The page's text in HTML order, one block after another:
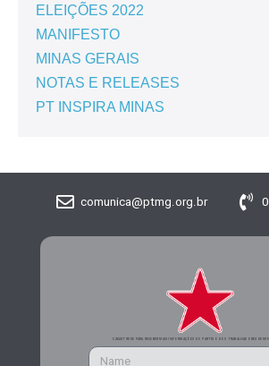
ELEIÇÕES 2022
MANIFESTO
MINAS GERAIS
NOTAS E RELEASES
PT INSPIRA MINAS
comunica@ptmg.org.br
CADASTRE-SE PARA RECEBER MAIS INFORMAÇÕES DO PARTIDO DOS TRABALHADORES DE